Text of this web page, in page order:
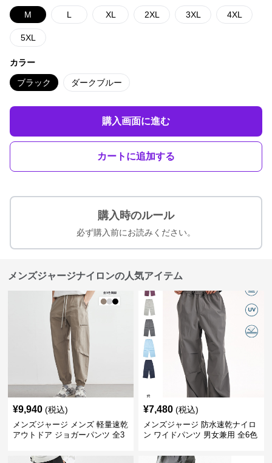
M L XL 2XL 3XL 4XL
5XL
カラー
ブラック ダークブルー
購入画面に進む
カートに追加する
購入時のルール
必ず購入前にお読みください。
メンズジャージナイロンの人気アイテム
¥9,940 (税込)
メンズジャージ メンズ 軽量速乾
アウトドア ジョガーパンツ 全3
¥7,480 (税込)
メンズジャージ 防水速乾ナイロ
ン ワイドパンツ 男女兼用 全6色